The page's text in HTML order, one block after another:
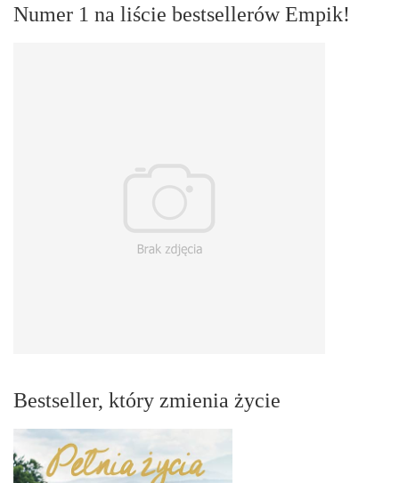
Numer 1 na liście bestsellerów Empik!
Bestseller, który zmienia życie